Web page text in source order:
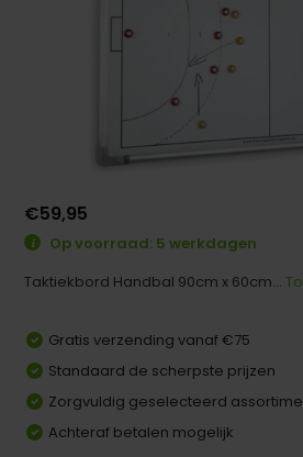
€59,95
Op voorraad: 5 werkdagen
Taktiekbord Handbal 90cm x 60cm...
Gratis verzending vanaf €75
Standaard de scherpste prijzen
Zorgvuldig geselecteerd
Achteraf betalen mogelijk